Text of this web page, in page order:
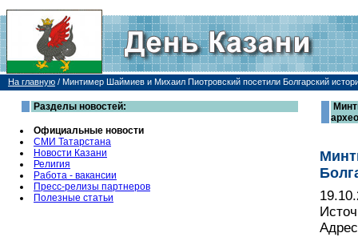
На главную / Минтимер Шаймиев и Михаил Пиотровский посетили Болгарский
Разделы новостей:
Официальные новости
СМИ Татарстана
Новости Казани
Религия
Работа - вакансии
Пресс-релизы партнеров
Полезные статьи